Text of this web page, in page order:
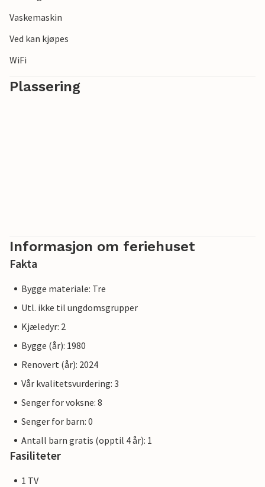
Vaskemaskin
Ved kan kjøpes
WiFi
Plassering
Informasjon om feriehuset
Fakta
Bygge materiale: Tre
Utl. ikke til ungdomsgrupper
Kjæledyr: 2
Bygge (år): 1980
Renovert (år): 2024
Vår kvalitetsvurdering: 3
Senger for voksne: 8
Senger for barn: 0
Antall barn gratis (opptil 4 år): 1
Fasiliteter
1 TV